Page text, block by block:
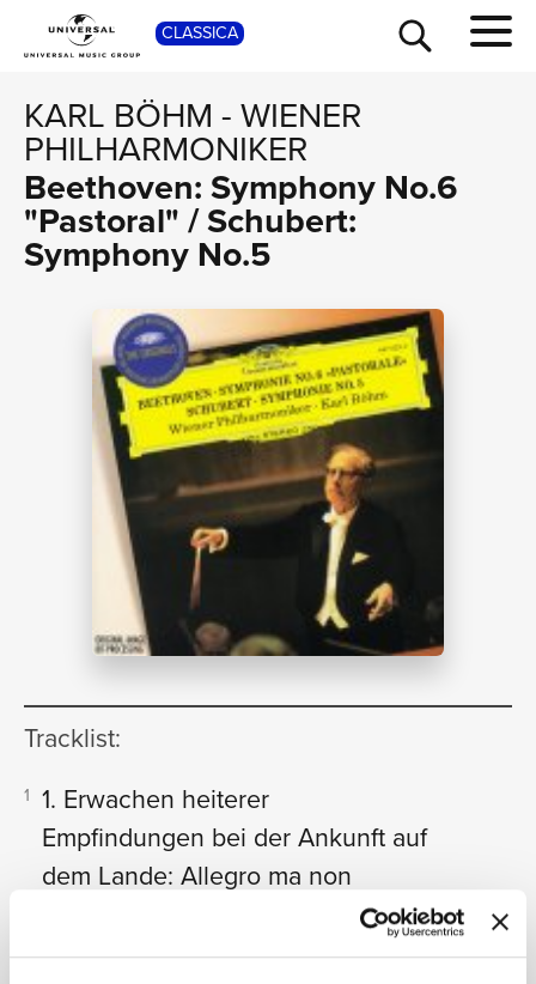
CLASSICA
KARL BÖHM -WIENER
PHILHARMONIKER
Beethoven: Symphony No.6
"Pastoral" / Schubert:
Symphony No.5
Tracklist:
1 1. Erwachen heiterer
Empfindungen bei der Ankunft auf
dem Lande: Allegro ma non
12:23
TOUR
NEWS
RICERCA
CHI